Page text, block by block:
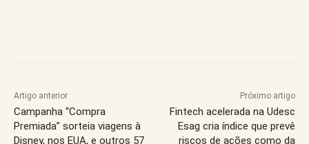
Artigo anterior
Campanha “Compra
Premiada” sorteia viagens à
Disney, nos EUA, e outros 57
Próximo artigo
Fintech acelerada na Udesc
Esag cria índice que prevê
riscos de ações como da